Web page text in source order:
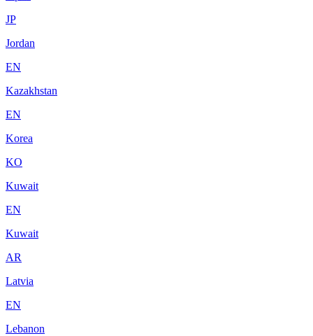
JP
Jordan
EN
Kazakhstan
EN
Korea
KO
Kuwait
EN
Kuwait
AR
Latvia
EN
Lebanon